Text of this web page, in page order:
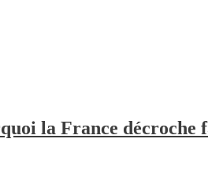
la France décroche